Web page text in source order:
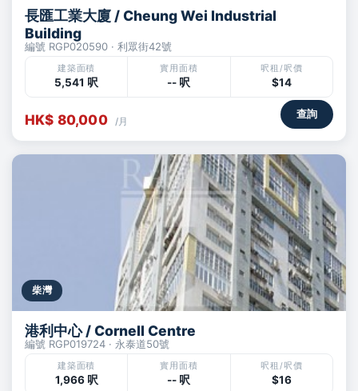
長匯工業大廈 / Cheung Wei Industrial
Building
編號 RGP020590 · 利眾街42號
建築面積
5,541 呎
實用面積
-- 呎
呎租/呎價
$14
HK$ 80,000 /月
查詢
柴灣
港利中心 / Cornell Centre
編號 RGP019724 · 永泰道50號
建築面積
1,966 呎
實用面積
-- 呎
呎租/呎價
$16